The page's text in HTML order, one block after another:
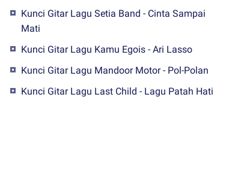
Kunci Gitar Lagu Setia Band - Cinta Sampai
Mati
Kunci Gitar Lagu Kamu Egois - Ari Lasso
Kunci Gitar Lagu Mandoor Motor - Pol-Polan
Kunci Gitar Lagu Last Child - Lagu Patah Hati